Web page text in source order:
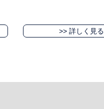
>> 詳しく見る